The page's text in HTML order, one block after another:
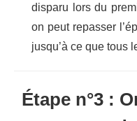
disparu lors du
on peut repasser
jusqu’à ce que tous
Étape n°3 :